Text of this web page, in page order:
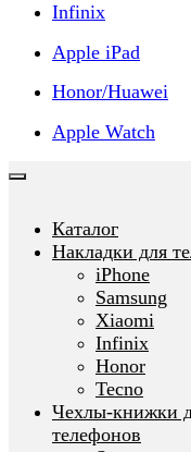
Infinix
Apple iPad
Honor/Huawei
Apple Watch
Каталог
Накладки для
iPhone
Samsung
Xiaomi
Infinix
Honor
Tecno
Чехлы-книжки
телефонов